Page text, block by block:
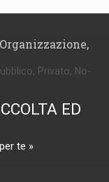
Privato, No-
ED
te »